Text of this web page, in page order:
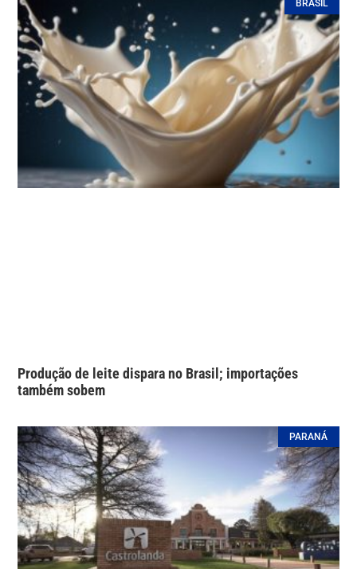
BRASIL
Produção de leite dispara no Brasil; importações
também sobem
PARANÁ